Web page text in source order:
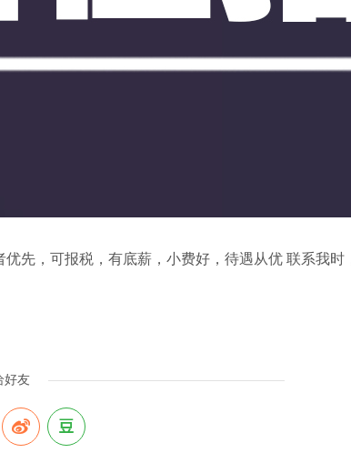
先，可报税，有底薪，小费好，待遇从优 联系我时
好友